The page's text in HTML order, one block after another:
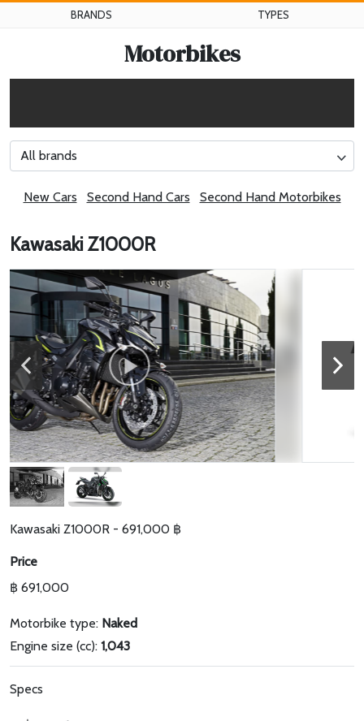
BRANDS TYPES
Motorbikes
All brands
New Cars Second Hand Cars Second Hand Motorbikes
Kawasaki Z1000R
Kawasaki Z1000R - 691,000 ฿
Price
฿ 691,000
Motorbike type: Naked
Engine size (cc): 1,043
Specs